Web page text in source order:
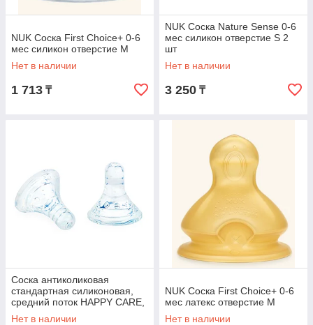
NUK Соска First Choice+ 0-6
мес силикон отверстие M
Нет в наличии
1 713 ₸
NUK Соска Nature Sense 0-6
мес силикон отверстие S 2
шт
Нет в наличии
3 250 ₸
Соска антиколиковая
стандартная силиконовая,
средний поток HAPPY CARE,
1шт
Нет в наличии
NUK Соска First Choice+ 0-6
мес латекс отверстие M
Нет в наличии